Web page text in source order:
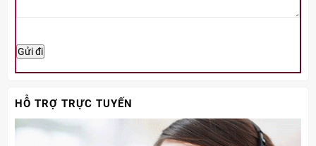
HỖ TRỢ TRỰC TUYẾN